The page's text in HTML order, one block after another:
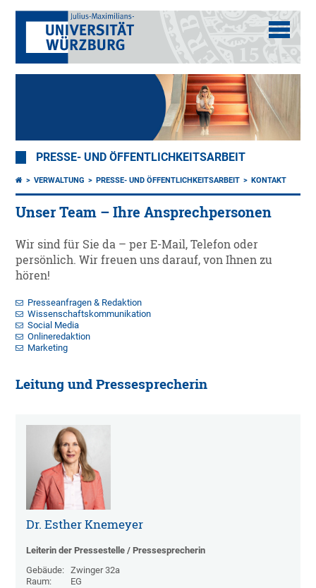
PRESSE- UND ÖFFENTLICHKEITSARBEIT
VERWALTUNG PRESSE- UND ÖFFENTLICHKEITSARBEIT KONTAKT
Unser Team – Ihre Ansprechpersonen
Wir sind für Sie da – per E-Mail, Telefon oder
persönlich. Wir freuen uns darauf, von Ihnen zu
hören!
Presseanfragen & Redaktion
Wissenschaftskommunikation
Social Media
Onlineredaktion
Marketing
Leitung und Pressesprecherin
Dr. Esther Knemeyer
Leiterin der Pressestelle / Pressesprecherin
Gebäude: Zwinger 32a
Raum:
EG